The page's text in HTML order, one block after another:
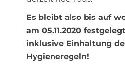
Es bleibt also bis auf
am 05.11.2020
inklusive Einhaltung
Hygieneregeln!